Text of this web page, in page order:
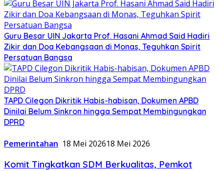
Guru Besar UIN Jakarta Prof. Hasani Ahmad Said Hadiri
Zikir dan Doa Kebangsaan di Monas, Teguhkan Spirit
Persatuan Bangsa
TAPD Cilegon Dikritik Habis-habisan, Dokumen APBD
Dinilai Belum Sinkron hingga Sempat Membingungkan
DPRD
Pemerintahan 18 Mei 202618 Mei 2026
Komit Tingkatkan SDM Berkualitas, Pemkot